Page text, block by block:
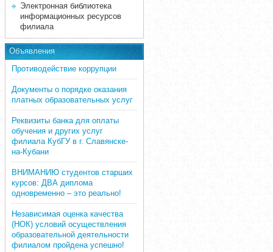
Электронная библиотека
информационных ресурсов
филиала
Объявления
Противодействие коррупции
Документы о порядке оказания
платных образовательных услуг
Реквизиты банка для оплаты
обучения и других услуг
филиала КубГУ в г. Славянске-
на-Кубани
ВНИМАНИЮ студентов старших
курсов: ДВА диплома
одновременно – это реально!
Независимая оценка качества
(НОК) условий осуществления
образовательной деятельности
филиалом пройдена успешно!